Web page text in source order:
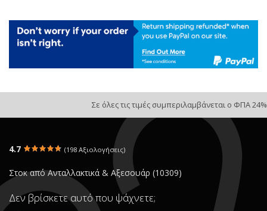
Σε όλες τις τιμές συμπεριλαμβάνεται ο ΦΠΑ 24%
4.7 (198 Αξιολογήσεις)
Στοκ από Ανταλλακτικά & Αξεσουάρ (10309)
Δεν βρίσκετε αυτό που ψάχνετε;